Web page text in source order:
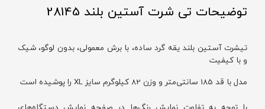
توضیحات تی شرت آستین بلند 28145
تیشرت آستین بلند یقه گرد ساده، با برش معمولی، بدون لوگو، شیک
و با کیفیت
مدل با قد 185 سانتی‌متر و وزن 82 کیلوگرم سایز XL را پوشیده است